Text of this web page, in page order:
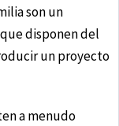
son un
disponen del
un proyecto
a menudo